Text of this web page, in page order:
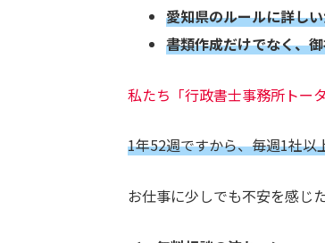
愛知県のルールに詳し
書類作成だけでなく、
私たち「行政書士事務所トー
1年52週ですから、毎週1社以
お仕事に少しでも不安を感じ